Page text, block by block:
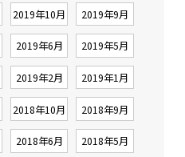
2019年10月 2019年9月
2019年6月 2019年5月
2019年2月 2019年1月
2018年10月 2018年9月
2018年6月 2018年5月